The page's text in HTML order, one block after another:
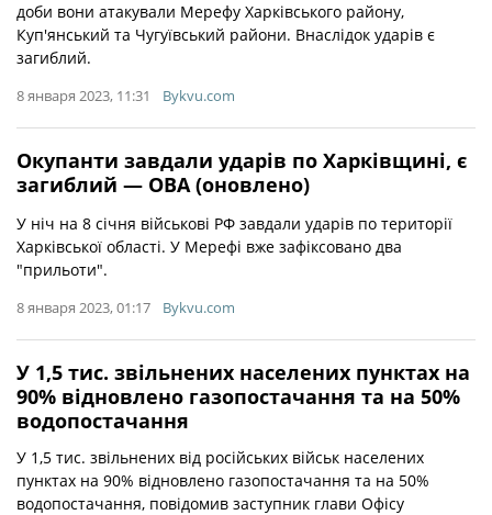
доби вони атакували Мерефу Харківського району,
Куп'янський та Чугуївський райони. Внаслідок ударів є
загиблий.
8 января 2023, 11:31 Bykvu.com
Окупанти завдали ударів по Харківщині, є
загиблий — ОВА (оновлено)
У ніч на 8 січня військові РФ завдали ударів по території
Харківської області. У Мерефі вже зафіксовано два
"прильоти".
8 января 2023, 01:17 Bykvu.com
У 1,5 тис. звільнених населених пунктах на
90% відновлено газопостачання та на 50%
водопостачання
У 1,5 тис. звільнених від російських військ населених
пунктах на 90% відновлено газопостачання та на 50%
водопостачання, повідомив заступник глави Офісу